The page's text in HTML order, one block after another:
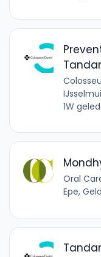
1W
Oral
Epe,